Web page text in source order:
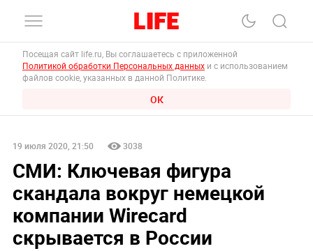
Посещая сайт life.ru, Вы соглашаетесь с приложенной
Политикой обработки Персональных данных и с использованием
файлов cookie, указанных в данной Политике.
ОК
19 июля 2020, 21:50 3038
СМИ: Ключевая фигура
скандала вокруг немецкой
компании Wirecard
скрывается в России